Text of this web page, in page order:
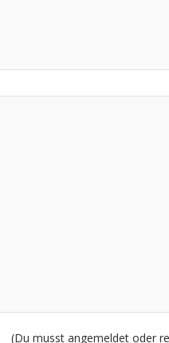
(Du musst angemeldet oder